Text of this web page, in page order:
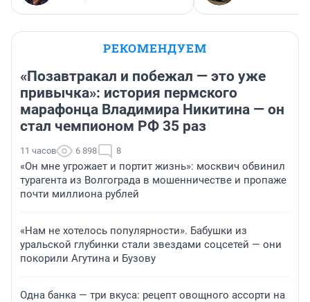
РЕКОМЕНДУЕМ
«Позавтракал и побежал — это уже
привычка»: история пермского
марафонца Владимира Никитина — он
стал чемпионом РФ 35 раз
11 часов 6 898 8
«Он мне угрожает и портит жизнь»: москвич обвинил
турагента из Волгограда в мошенничестве и пропаже
почти миллиона рублей
«Нам не хотелось популярности». Бабушки из
уральской глубинки стали звездами соцсетей — они
покорили Агутина и Бузову
Одна банка — три вкуса: рецепт овощного ассорти на